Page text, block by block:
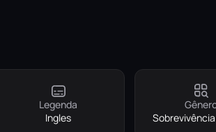
Legenda
Ingles